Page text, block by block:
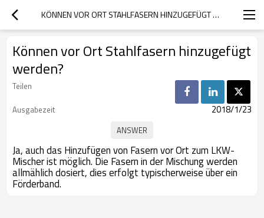
KÖNNEN VOR ORT STAHLFASERN HINZUGEFÜGT WERDEN?
Können vor Ort Stahlfasern hinzugefügt
werden?
Teilen
Ausgabezeit
2018/1/23
Ja, auch das Hinzufügen von Fasern vor Ort zum LKW-
Mischer ist möglich. Die Fasern in der Mischung werden
allmählich dosiert, dies erfolgt typischerweise über ein
Förderband.